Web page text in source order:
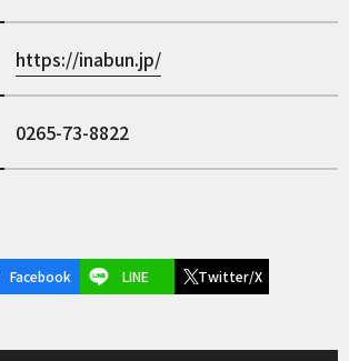
https://inabun.jp/
0265-73-8822
Facebook LINE Twitter/X